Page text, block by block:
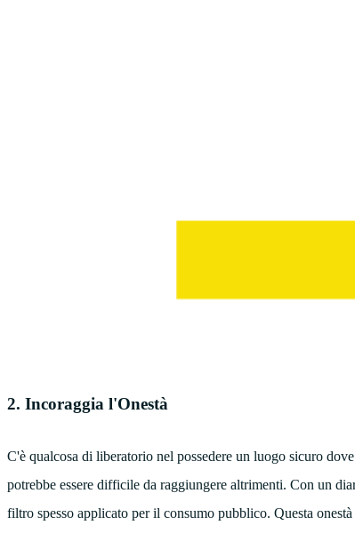
2. Incoraggia l'Onestà
C'è qualcosa di liberatorio nel possedere un luogo sicuro
potrebbe essere difficile da raggiungere altrimenti. Con un
filtro spesso applicato per il consumo pubblico. Questa